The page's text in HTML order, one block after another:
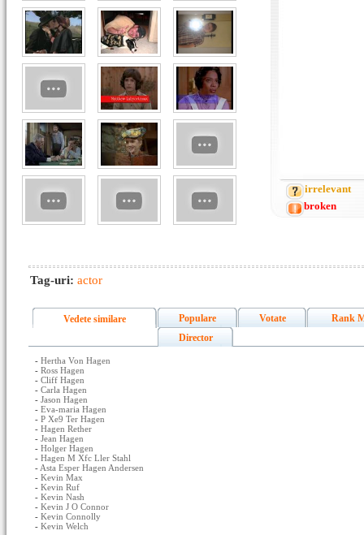
irrelevant
broken
Tag-uri: actor
Vedete similare Populare Votate
Rank
Director
- Hertha Von Hagen
- Ross Hagen
- Cliff Hagen
- Carla Hagen
- Jason Hagen
- Eva-maria Hagen
- P Xe9 Ter Hagen
- Hagen Rether
- Jean Hagen
- Holger Hagen
- Hagen M Xfc Ller Stahl
- Asta Esper Hagen Andersen
- Kevin Max
- Kevin Ruf
- Kevin Nash
- Kevin J O Connor
- Kevin Connolly
- Kevin Welch